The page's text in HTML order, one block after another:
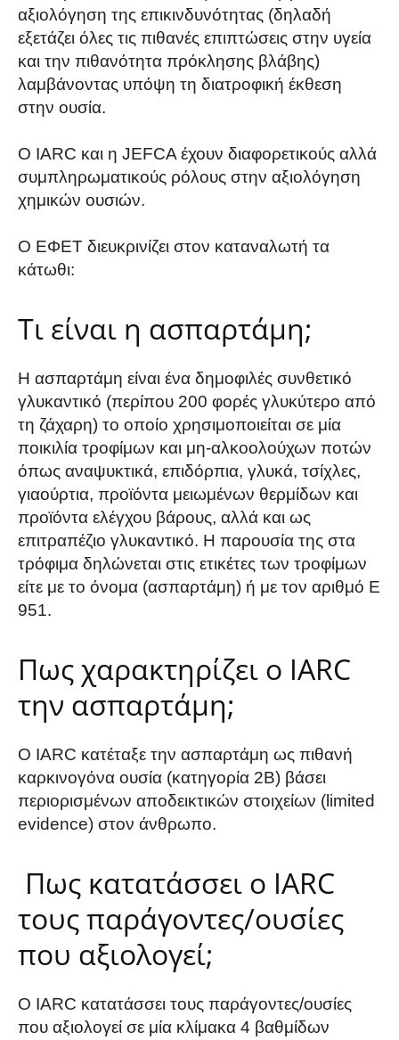
αξιολόγηση της επικινδυνότητας (δηλαδή
εξετάζει όλες τις πιθανές επιπτώσεις στην υγεία
και την πιθανότητα πρόκλησης βλάβης)
λαμβάνοντας υπόψη τη διατροφική έκθεση
στην ουσία.
Ο IARC και η JEFCA έχουν διαφορετικούς αλλά
συμπληρωματικούς ρόλους στην αξιολόγηση
χημικών ουσιών.
Ο ΕΦΕΤ διευκρινίζει στον καταναλωτή τα
κάτωθι:
Τι είναι η ασπαρτάμη;
Η ασπαρτάμη είναι ένα δημοφιλές συνθετικό
γλυκαντικό (περίπου 200 φορές γλυκύτερο από
τη ζάχαρη) το οποίο χρησιμοποιείται σε μία
ποικιλία τροφίμων και μη-αλκοολούχων ποτών
όπως αναψυκτικά, επιδόρπια, γλυκά, τσίχλες,
γιαούρτια, προϊόντα μειωμένων θερμίδων και
προϊόντα ελέγχου βάρους, αλλά και ως
επιτραπέζιο γλυκαντικό. Η παρουσία της στα
τρόφιμα δηλώνεται στις ετικέτες των τροφίμων
είτε με το όνομα (ασπαρτάμη) ή με τον αριθμό Ε
951.
Πως χαρακτηρίζει ο IARC
την ασπαρτάμη;
O IARC κατέταξε την ασπαρτάμη ως πιθανή
καρκινογόνα ουσία (κατηγορία 2Β) βάσει
περιορισμένων αποδεικτικών στοιχείων (limited
evidence) στον άνθρωπο.
Πως κατατάσσει ο IARC
τους παράγοντες/ουσίες
που αξιολογεί;
Ο IARC κατατάσσει τους παράγοντες/ουσίες
που αξιολογεί σε μία κλίμακα 4 βαθμίδων